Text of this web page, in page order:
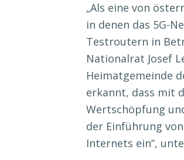
„Als eine von
in denen das 5G-
Testroutern in
Nationalrat Josef
Heimatgemeinde
erkannt, dass mit
Wertschöpfung
der Einführung
Internets ein“,